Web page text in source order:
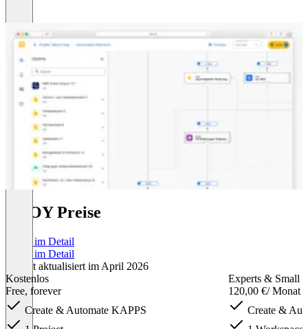
UNOY Preise
Preise im Detail
Preise im Detail
Zuletzt aktualisiert im April 2026
Kostenlos
Free, forever
Create & Automate KAPPS
Experts & Small
120,00 €/ Monat
Create &